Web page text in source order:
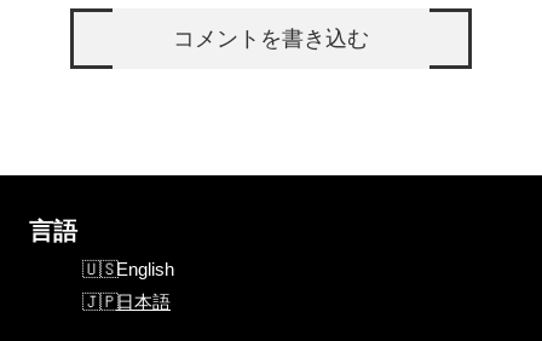
コメントを書き込む
言語
English
日本語